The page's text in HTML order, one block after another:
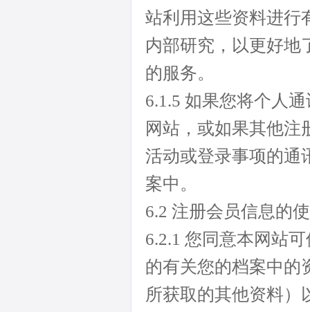
站利用这些资料进行
内部研究，以更好地
的服务。
6.1.5 如果您将个人
网站，或如果其他注
活动或登录事项的通
案中。
6.2 注册会员信息的
6.2.1 您同意本网站
的有关您的档案中的
所获取的其他资料）